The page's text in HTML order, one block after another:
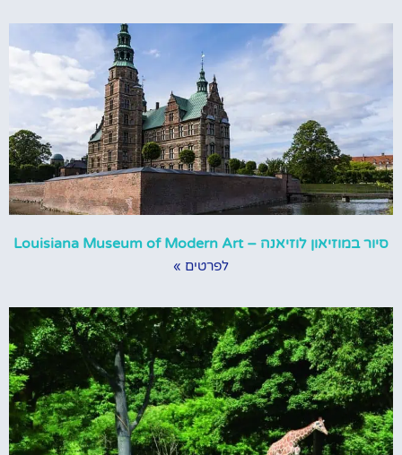
סיור במוזיאון לוזיאנה – Louisiana Museum of Modern Art
לפרטים »